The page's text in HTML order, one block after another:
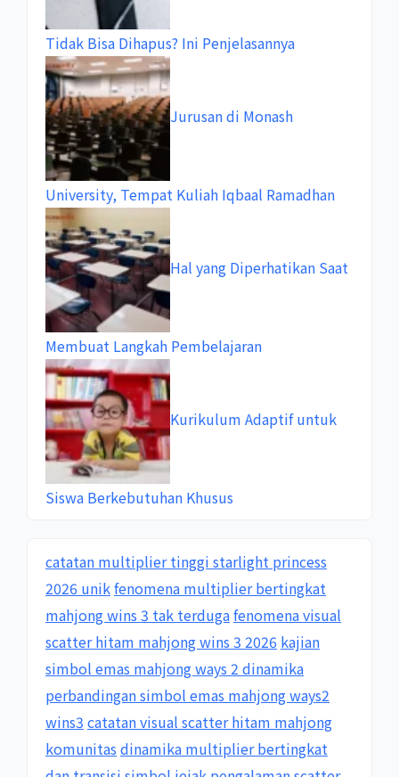
Tidak Bisa Dihapus? Ini Penjelasannya
Jurusan di Monash
University, Tempat Kuliah Iqbaal Ramadhan
Hal yang Diperhatikan Saat
Membuat Langkah Pembelajaran
Kurikulum Adaptif untuk
Siswa Berkebutuhan Khusus
catatan multiplier tinggi starlight princess
2026 unikfenomena multiplier bertingkat
mahjong wins 3 tak terdugafenomena visual
scatter hitam mahjong wins 3 2026 kajian
simbol emas mahjong ways 2 dinamika
perbandingan simbol emas mahjong ways2
wins3 catatan visual scatter hitam mahjong
komunitas dinamika multiplier bertingkat